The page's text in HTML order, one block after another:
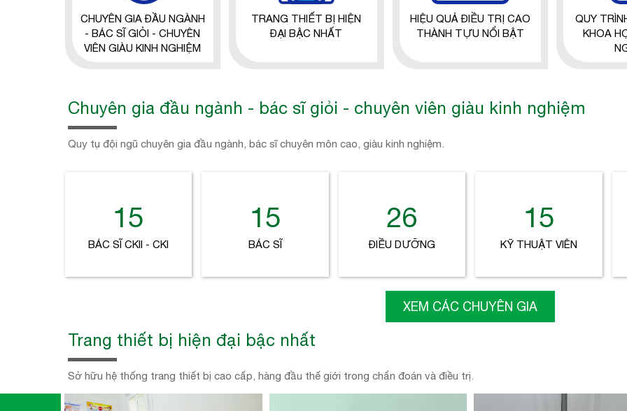
CHUYÊN GIA ĐẦU NGÀNH
- BÁC SĨ GIỎI - CHUYÊN
VIÊN GIÀU KINH NGHIỆM
TRANG THIẾT BỊ HIỆN
ĐẠI BẬC NHẤT
HIỆU QUẢ ĐIỀU TRỊ CAO
THÀNH TỰU NỔI BẬT
QUY
KHOA
Chuyên gia đầu ngành - bác sĩ giỏi - chuyên viên giàu kinh nghiệm
Quy tụ đội ngũ chuyên gia đầu ngành, bác sĩ chuyên môn cao, giàu kinh nghiệm.
15
BÁC SĨ CKII - CKI
15
BÁC SĨ
26
ĐIỀU DƯỠNG
15
KỸ THUẬT VIÊN
XEM CÁC CHUYÊN GIA
Trang thiết bị hiện đại bậc nhất
Sở hữu hệ thống trang thiết bị cao cấp, hàng đầu thế giới trong chẩn đoán và điều trị.